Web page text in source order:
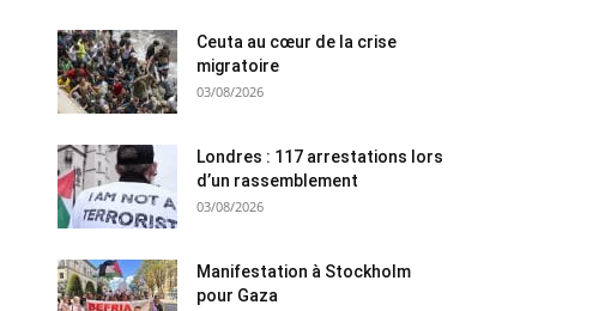
Ceuta au cœur de la crise
migratoire
03/08/2026
Londres : 117 arrestations lors
d’un rassemblement
03/08/2026
Manifestation à Stockholm
pour Gaza